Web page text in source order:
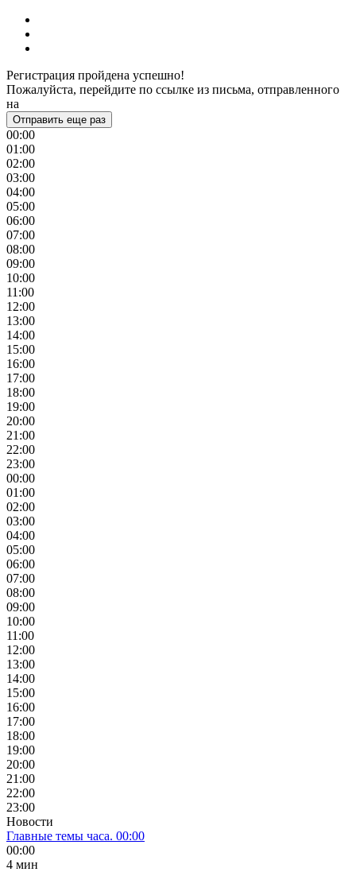
Регистрация пройдена успешно!
Пожалуйста, перейдите по ссылке из письма, отправленного
на
Отправить еще раз
00:00
01:00
02:00
03:00
04:00
05:00
06:00
07:00
08:00
09:00
10:00
11:00
12:00
13:00
14:00
15:00
16:00
17:00
18:00
19:00
20:00
21:00
22:00
23:00
00:00
01:00
02:00
03:00
04:00
05:00
06:00
07:00
08:00
09:00
10:00
11:00
12:00
13:00
14:00
15:00
16:00
17:00
18:00
19:00
20:00
21:00
22:00
23:00
Новости
Главные темы часа. 00:00
00:00
4 мин